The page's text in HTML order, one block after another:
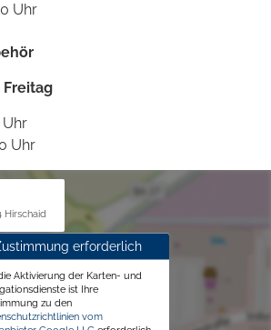
Uhr
Freitag
Uhr
Uhr
Hirschaid
erforderlich
Aktivierung der Karten- und
ist Ihre
zu den
vom